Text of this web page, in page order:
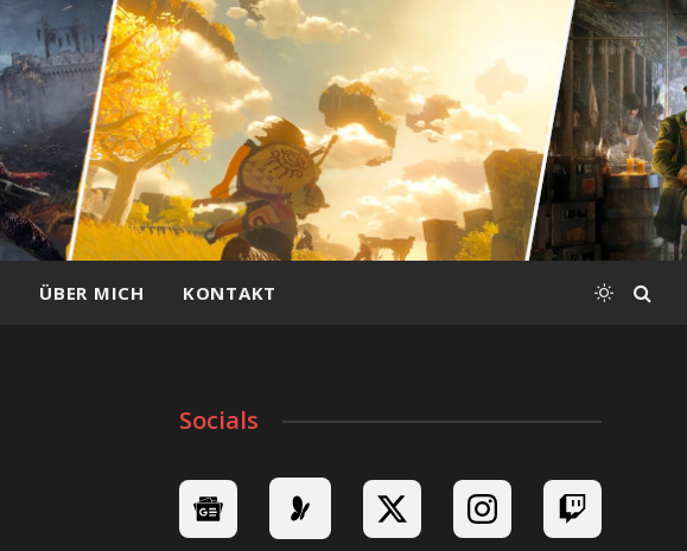
ÜBER MICH KONTAKT
Socials